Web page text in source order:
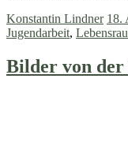
Konstantin Lindner 18.
Jugendarbeit,
Bilder von der